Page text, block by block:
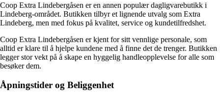
Coop Extra Lindebergåsen er en annen populær dagligvarebutikk i
Lindeberg-området. Butikken tilbyr et lignende utvalg som Extra
Lindeberg, men med fokus på kvalitet, service og kundetilfredshet.
Coop Extra Lindebergåsen er kjent for sitt vennlige personale, som
alltid er klare til å hjelpe kundene med å finne det de trenger. Butikken
legger stor vekt på å skape en hyggelig handleopplevelse for alle som
besøker dem.
Åpningstider og Beliggenhet